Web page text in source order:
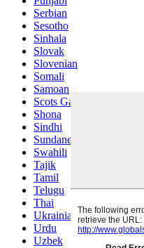
Serbian
Sesotho
Sinhala
Slovak
Slovenian
Somali
Samoan
Scots Gaelic
Shona
Sindhi
Sundanese
Swahili
Tajik
Tamil
Telugu
Thai
Ukrainian
Urdu
Uzbek